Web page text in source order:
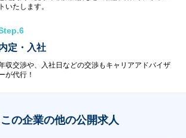
トいたします。
定・入社
収交渉や、入社日などの交渉もキャリアアドバイザ
が代行！
この企業の他の公開求人